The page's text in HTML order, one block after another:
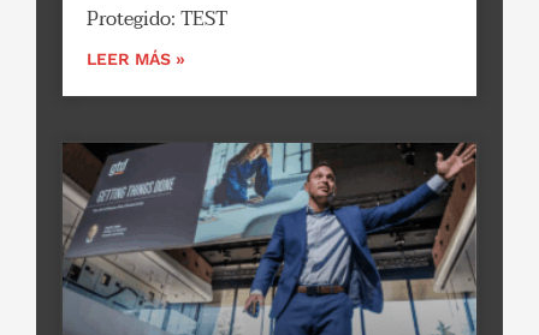
Protegido: TEST
LEER MÁS »